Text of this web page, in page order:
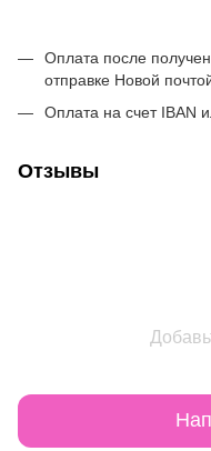
Оплата после
отправке Новой
Оплата на счет IBAN
Отзывы